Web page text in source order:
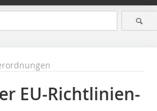
EU-Richtlinien-